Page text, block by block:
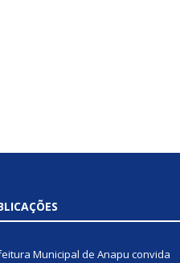
Municipal de Anapu convida